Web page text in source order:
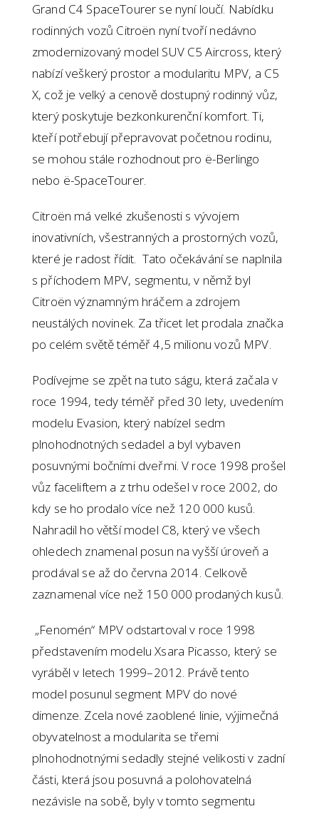
Grand C4 SpaceTourer se nyní loučí. Nabídku
rodinných vozů Citroën nyní tvoří nedávno
zmodernizovaný model SUV C5 Aircross, který
nabízí veškerý prostor a modularitu MPV, a C5
X, což je velký a cenově dostupný rodinný vůz,
který poskytuje bezkonkurenční komfort. Ti,
kteří potřebují přepravovat početnou rodinu,
se mohou stále rozhodnout pro ë-Berlingo
nebo ë-SpaceTourer.
Citroën má velké zkušenosti s vývojem
inovativních, všestranných a prostorných vozů,
které je radost řídit. Tato očekávání se naplnila
s příchodem MPV, segmentu, v němž byl
Citroën významným hráčem a zdrojem
neustálých novinek. Za třicet let prodala značka
po celém světě téměř 4,5 milionu vozů MPV.
Podívejme se zpět na tuto ságu, která začala v
roce 1994, tedy téměř před 30 lety, uvedením
modelu Evasion, který nabízel sedm
plnohodnotných sedadel a byl vybaven
posuvnými bočními dveřmi. V roce 1998 prošel
vůz faceliftem a z trhu odešel v roce 2002, do
kdy se ho prodalo více než 120 000 kusů.
Nahradil ho větší model C8, který ve všech
ohledech znamenal posun na vyšší úroveň a
prodával se až do června 2014. Celkově
zaznamenal více než 150 000 prodaných kusů.
„Fenomén“ MPV odstartoval v roce 1998
představením modelu Xsara Picasso, který se
vyráběl v letech 1999–2012. Právě tento
model posunul segment MPV do nové
dimenze. Zcela nové zaoblené linie, výjimečná
obyvatelnost a modularita se třemi
plnohodnotnými sedadly stejné velikosti v zadní
části, která jsou posuvná a polohovatelná
nezávisle na sobě, byly v tomto segmentu